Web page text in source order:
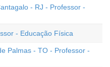
- RJ - Professor -
- Educação Física
Palmas - TO - Professor -